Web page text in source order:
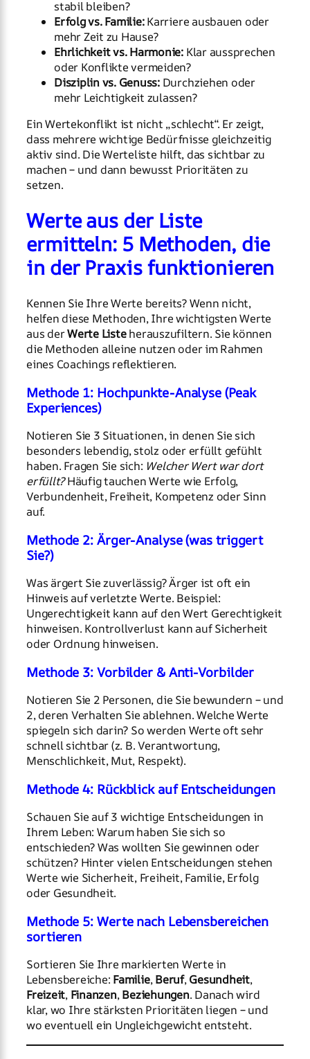
stabil bleiben?
Erfolg vs. Familie:Karriere ausbauen oder
mehr Zeit zu Hause?
Ehrlichkeit vs. Harmonie: Klar aussprechen
oder Konflikte vermeiden?
Disziplin vs. Genuss:Durchziehen oder
mehr Leichtigkeit zulassen?
Ein Wertekonflikt ist nicht „schlecht“. Er zeigt,
dass mehrere wichtige Bedürfnisse gleichzeitig
aktiv sind. Die Werteliste hilft, das sichtbar zu
machen – und dann bewusst Prioritäten zu
setzen.
Werte aus der Liste
ermitteln: 5 Methoden, die
in der Praxis funktionieren
Kennen Sie Ihre Werte bereits? Wenn nicht,
helfen diese Methoden, Ihre wichtigsten Werte
aus derWerte Listeherauszufiltern. Sie können
die Methoden alleine nutzen oder im Rahmen
eines Coachings reflektieren.
Methode 1: Hochpunkte-Analyse (Peak
Experiences)
Notieren Sie 3 Situationen, in denen Sie sich
besonders lebendig, stolz oder erfüllt gefühlt
haben. Fragen Sie sich: Welcher Wert war dort
erfüllt?Häufig tauchen Werte wie Erfolg,
Verbundenheit, Freiheit, Kompetenz oder Sinn
auf.
Methode 2: Ärger-Analyse (was triggert
Sie?)
Was ärgert Sie zuverlässig? Ärger ist oft ein
Hinweis auf verletzte Werte. Beispiel:
Ungerechtigkeit kann auf den Wert Gerechtigkeit
hinweisen. Kontrollverlust kann auf Sicherheit
oder Ordnung hinweisen.
Methode 3: Vorbilder & Anti-Vorbilder
Notieren Sie 2 Personen, die Sie bewundern – und
2, deren Verhalten Sie ablehnen. Welche Werte
spiegeln sich darin? So werden Werte oft sehr
schnell sichtbar (z. B. Verantwortung,
Menschlichkeit, Mut, Respekt).
Methode 4: Rückblick auf Entscheidungen
Schauen Sie auf 3 wichtige Entscheidungen in
Ihrem Leben: Warum haben Sie sich so
entschieden? Was wollten Sie gewinnen oder
schützen? Hinter vielen Entscheidungen stehen
Werte wie Sicherheit, Freiheit, Familie, Erfolg
oder Gesundheit.
Methode 5: Werte nach Lebensbereichen
sortieren
Sortieren Sie Ihre markierten Werte in
Lebensbereiche: Familie,Beruf,Gesundheit,
Freizeit, Finanzen,Beziehungen. Danach wird
klar, wo Ihre stärksten Prioritäten liegen – und
wo eventuell ein Ungleichgewicht entsteht.